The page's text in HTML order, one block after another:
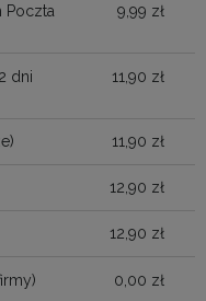
Poczta
9,99 zł
dni
11,90 zł
11,90 zł
12,90 zł
12,90 zł
0,00 zł